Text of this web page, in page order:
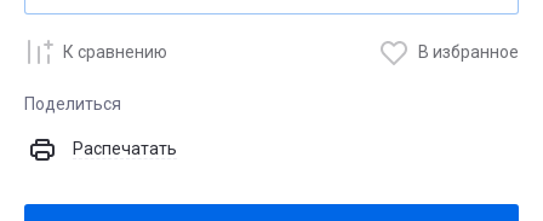
К сравнению В избранное
Поделиться
Распечатать